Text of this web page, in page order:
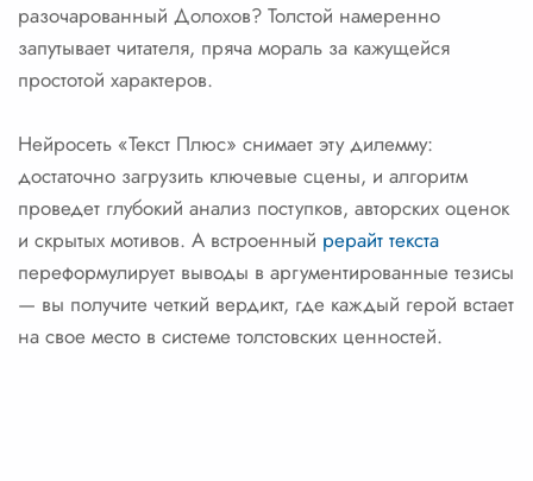
разочарованный Долохов? Толстой намеренно
запутывает читателя, пряча мораль за кажущейся
простотой характеров.
Нейросеть «Текст Плюс» снимает эту дилемму:
достаточно загрузить ключевые сцены, и алгоритм
проведет глубокий анализ поступков, авторских оценок
и скрытых мотивов. А встроенный рерайт текста
переформулирует выводы в аргументированные тезисы
— вы получите четкий вердикт, где каждый герой встает
на свое место в системе толстовских ценностей.